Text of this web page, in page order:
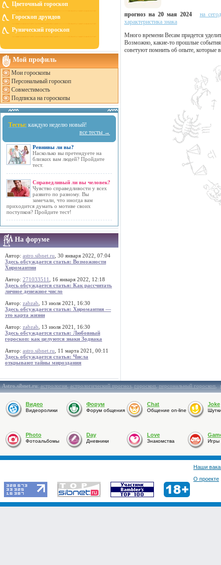
Цветочный гороскоп
Гороскоп друидов
Рунический гороскоп
Мой профиль
Мои гороскопы
Персональный гороскоп
Совместимость
Подписка на гороскопы
Тесты: каждую неделю новый!
все тесты →
Ревнивы ли вы?
Насколько вы претендуете на
близких вам людей? Пройдите
тест.
Справедливый ли вы человек?
Чувство справедливости у всех
развито по разному. Вы
замечали, что иногда вам
приходится думать о мотиве своих
поступков? Пройдите тест!
На форуме
Автор: astro.sibnet.ru , 30 января 2022, 07:04
Здесь обсуждается статья: Возможности
Хиромантии
Автор: 271033511
, 16 января 2022, 12:18
Здесь обсуждается статья: Как рассчитать
личное денежное число
Автор: zabzab , 13 июля 2021, 16:30
Здесь обсуждается статья: Хиромантия —
это карта жизни
Автор: zabzab , 13 июля 2021, 16:30
Здесь обсуждается статья: Любовный
гороскоп: как целуются знаки Зодиака
Автор: astro.sibnet.ru , 11 марта 2021, 00:11
Здесь обсуждается статья: Числа
открывают тайны мироздания
прогноз на 20 мая 2024
на
характеристика знака
Много времени Весам придется
Возможно, какие-то прошлые
советуют помнить об опыте, которые
Astro.sibnet.ru:астрология,астрологический прогноз,гороскоп,персональный гороскоп,
Видео
Видеоролики
Форум
Форум общения
Chat
Общение on-line
Joke
Photo
Фотоальбомы
Day
Дневники
Love
Знакомства Игры
Наши
О проекте